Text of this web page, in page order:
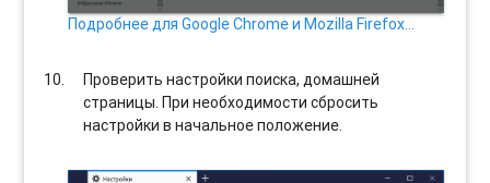
Подробнее для Google Chrome и Mozilla Firefox…
Проверить настройки поиска, домашней
страницы. При необходимости сбросить
настройки в начальное положение.